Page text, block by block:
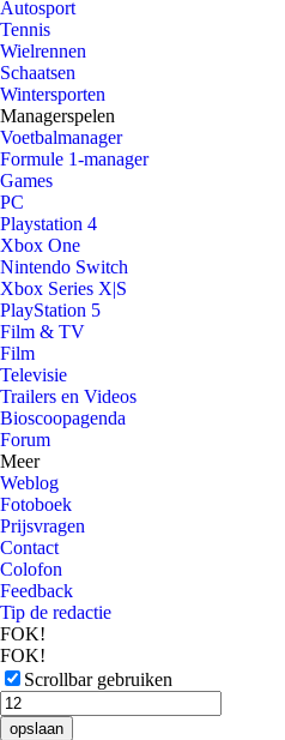
Autosport
Tennis
Wielrennen
Schaatsen
Wintersporten
Managerspelen
Voetbalmanager
Formule 1-manager
Games
PC
Playstation 4
Xbox One
Nintendo Switch
Xbox Series X|S
PlayStation 5
Film & TV
Film
Televisie
Trailers en Videos
Bioscoopagenda
Forum
Meer
Weblog
Fotoboek
Prijsvragen
Contact
Colofon
Feedback
Tip de redactie
FOK!
FOK!
Scrollbar gebruiken
opslaan